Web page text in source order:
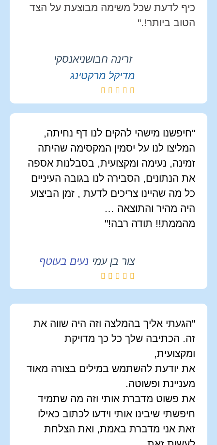
כיף לדעת שכל משימה מבוצעת על הצד
הטוב ביותר!."
זרינה חבושניאנסקי
מדיקל מרקטינג
"חיפשנו מישהי להקים לנו דף נחיתה,
המליצו לנו על יסמין המקסימה שהיתה
זמינה, נעימה ומקצועית, בסבלנות אספה
את הנתונים, הסבירה לנו בגובה העיניים
כל מה שהיינו צריכים לדעת , זמן הביצוע
היה מהיר והתוצאה …
מהממת!! תודה רבה!"
צור בן עמי נעים בעוטף
"הגעתי אליך בהמלצה וזה היה שווה את
זה. הכתיבה שלך כל כך מדויקת
ומקצועית,
את יודעת להשתמש במילים בצורה מאוד
מעניינת ופשוטה.
את פשוט מדברת אותי וזה מה שתמיד
חיפשתי שיבינו אותי וידעו לכתוב כאילו
זאת אני מדברת באמת, ואת הצלחת